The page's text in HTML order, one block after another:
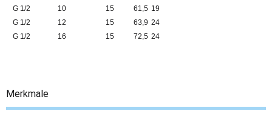
G 1/2
10 15 61,5 19
G 1/2
12 15 63,9 24
G 1/2
16 15 72,5 24
Merkmale